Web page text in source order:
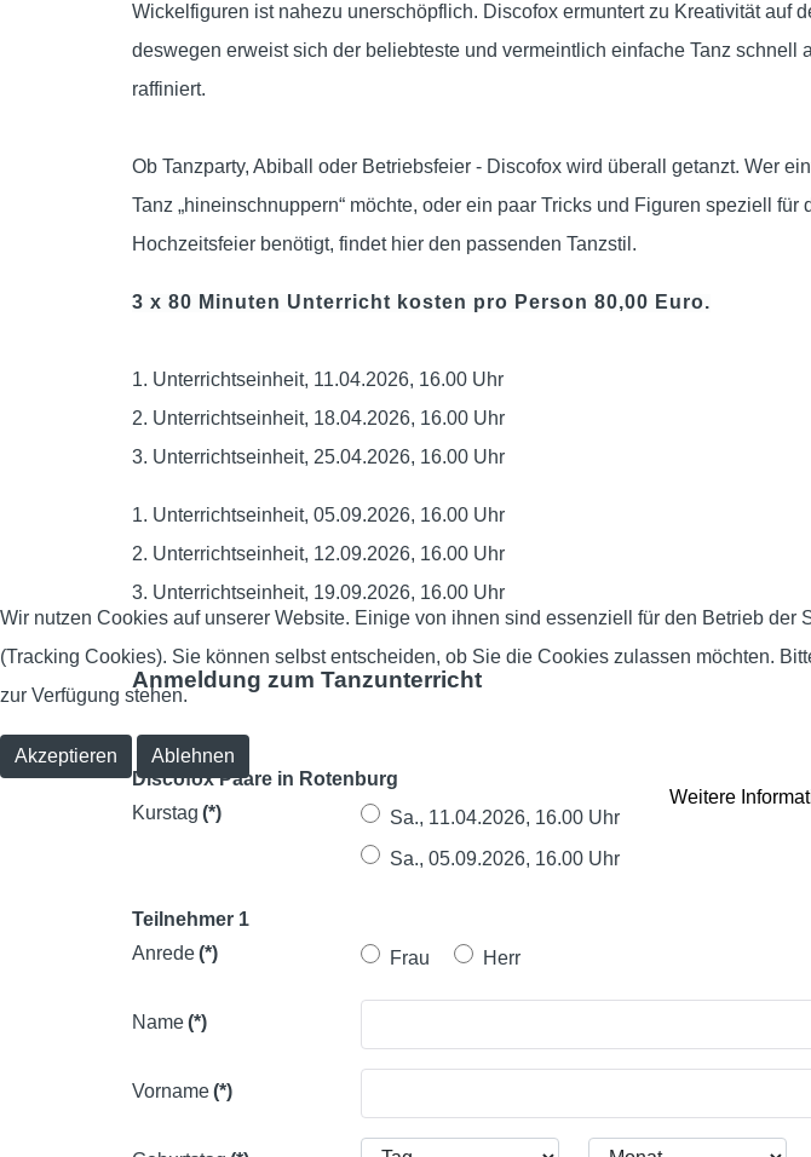
Wickelfiguren ist nahezu unerschöpflich. Discofox ermuntert zu Kreativität auf
deswegen erweist sich der beliebteste und vermeintlich einfache Tanz schnell
raffiniert.
Ob Tanzparty, Abiball oder Betriebsfeier - Discofox wird überall getanzt. Wer
Tanz „hineinschnuppern“ möchte, oder ein paar Tricks und Figuren speziell für
Hochzeitsfeier benötigt, findet hier den passenden Tanzstil.
3 x 80 Minuten Unterricht kosten pro Person 80,00 Euro.
1. Unterrichtseinheit, 11.04.2026, 16.00 Uhr
2. Unterrichtseinheit, 18.04.2026, 16.00 Uhr
3. Unterrichtseinheit, 25.04.2026, 16.00 Uhr
1. Unterrichtseinheit, 05.09.2026, 16.00 Uhr
2. Unterrichtseinheit, 12.09.2026, 16.00 Uhr
3. Unterrichtseinheit, 19.09.2026, 16.00 Uhr
Anmeldung zum Tanzunterricht
Discofox Paare in Rotenburg
Kurstag (*)
Sa., 11.04.2026, 16.00 Uhr
Sa., 05.09.2026, 16.00 Uhr
Teilnehmer 1
Anrede(*) Frau Herr
Name(*)
Vorname(*)
Wir nutzen Cookies auf unserer Website. Einige von ihnen sind essenziell für den Betrieb
(Tracking Cookies). Sie können selbst entscheiden, ob Sie die Cookies zulassen möchten.
zur Verfügung stehen.
Akzeptieren
Ablehnen
Weitere